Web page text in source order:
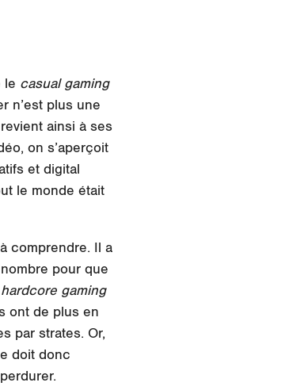
le casual gaming
n’est plus une
ainsi à ses
on s’aperçoit
et digital
le monde était
comprendre. Il a
pour que
hardcore gaming
ont de plus en
par strates. Or,
doit donc